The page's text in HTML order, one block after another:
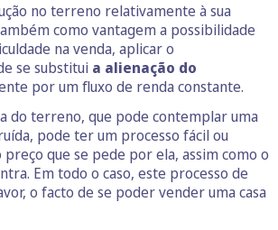
no terreno relativamente à sua
como vantagem a possibilidade
na venda, aplicar o
se substitui a alienação do
por um fluxo de renda constante.
do terreno, que pode contemplar uma
pode ter um processo fácil ou
que se pede por ela, assim como o
Em todo o caso, este processo de
o facto de se poder vender uma casa